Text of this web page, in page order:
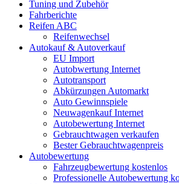
Tuning und Zubehör
Fahrberichte
Reifen ABC
Reifenwechsel
Autokauf & Autoverkauf
EU Import
Autobwertung Internet
Autotransport
Abkürzungen Automarkt
Auto Gewinnspiele
Neuwagenkauf Internet
Autobewertung Internet
Gebrauchtwagen verkaufen
Bester Gebrauchtwagenpreis
Autobewertung
Fahrzeugbewertung kostenlos
Professionelle Autobewertung